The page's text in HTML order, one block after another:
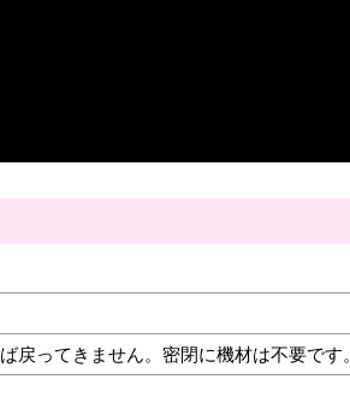
戻ってきません。密閉に機材は不要です。